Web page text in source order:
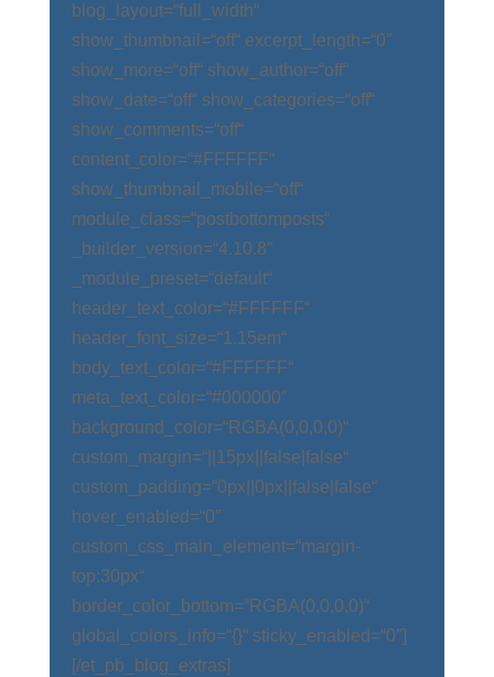
blog_layout=“full_width“
show_thumbnail=“off“ excerpt_length=“0″
show_more=“off“ show_author=“off“
show_date=“off“ show_categories=“off“
show_comments=“off“
content_color=“#FFFFFF“
show_thumbnail_mobile=“off“
module_class=“postbottomposts“
_builder_version=“4.10.8″
_module_preset=“default“
header_text_color=“#FFFFFF“
header_font_size=“1.15em“
body_text_color=“#FFFFFF“
meta_text_color=“#000000″
background_color=“RGBA(0,0,0,0)“
custom_margin=“||15px||false|false“
custom_padding=“0px||0px||false|false“
hover_enabled=“0″
custom_css_main_element=“margin-
top:30px“
border_color_bottom=“RGBA(0,0,0,0)“
global_colors_info=“{}“ sticky_enabled=“0″]
[/et_pb_blog_extras]